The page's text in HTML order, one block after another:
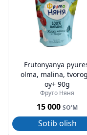
Frutonyanya
olma, malina,
oy+ 90g
Фруто Няня
15 000 SO'M
Sotib olish